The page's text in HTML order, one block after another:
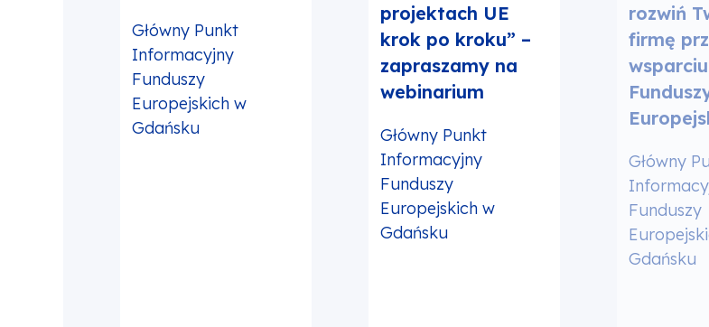
Główny Punkt
Informacyjny
Funduszy
Europejskich w
Gdańsku
projektach UE
krok po kroku” –
zapraszamy na
webinarium
Główny Punkt
Informacyjny
Funduszy
Europejskich w
Gdańsku
rozwiń
firmę
wsparciu
Główny
Funduszy
Gdańsku